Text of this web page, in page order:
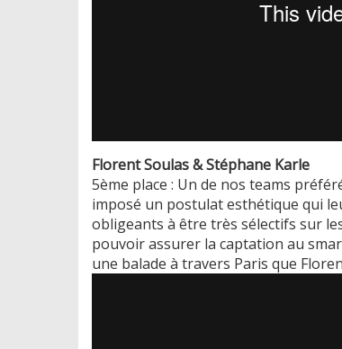
Florent Soulas & Stéphane Karle
5ème place : Un de nos teams
imposé un postulat esthétique qui
obligeants à être très sélectifs sur
pouvoir assurer la captation au
une balade à travers Paris que